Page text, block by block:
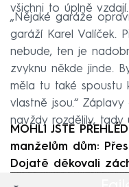
všichni to úplně vzdají.
„Nějaké garáže
garáží Karel Valíček.
nebude, ten je
zvyknu někde jinde.
měla tu také spoustu
vlastně jsou.“
navždy rozdělily, tady
MOHLI JSTE
manželům dům:
Dojatě děkovali